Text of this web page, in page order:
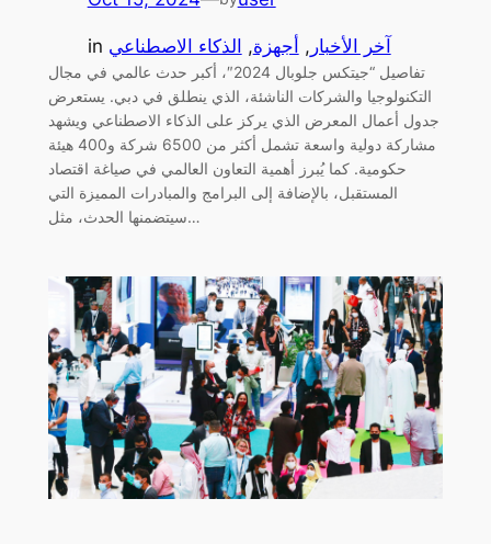
in آخر الأخبار , أجهزة, الذكاء الاصطناعي
تفاصيل “جيتكس جلوبال 2024″، أكبر حدث عالمي في مجال
التكنولوجيا والشركات الناشئة، الذي ينطلق في دبي. يستعرض
جدول أعمال المعرض الذي يركز على الذكاء الاصطناعي ويشهد
مشاركة دولية واسعة تشمل أكثر من 6500 شركة و400 هيئة
حكومية. كما يُبرز أهمية التعاون العالمي في صياغة اقتصاد
المستقبل، بالإضافة إلى البرامج والمبادرات المميزة التي
سيتضمنها الحدث، مثل…